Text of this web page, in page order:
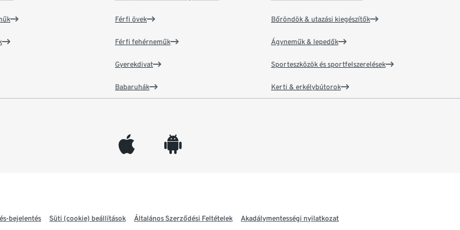
Férfi övek
Férfi fehérneműk
Gyerekdivat
Babaruhák
Bőröndök & utazási kiegészítők
Ágyneműk & lepedők
Sporteszközök és sportfelszerelések
Kerti & erkélybútorok
appleinc android
bejelentés Süti (cookie) beállítások Általános Szerződési Feltételek Akadálymentességi nyilatkozat